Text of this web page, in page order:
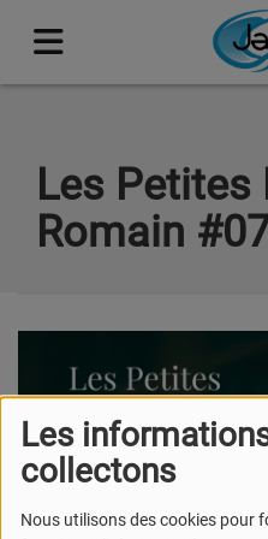
Les
collectons
Nous utilisons des cookies pour
Les Petites
Romain